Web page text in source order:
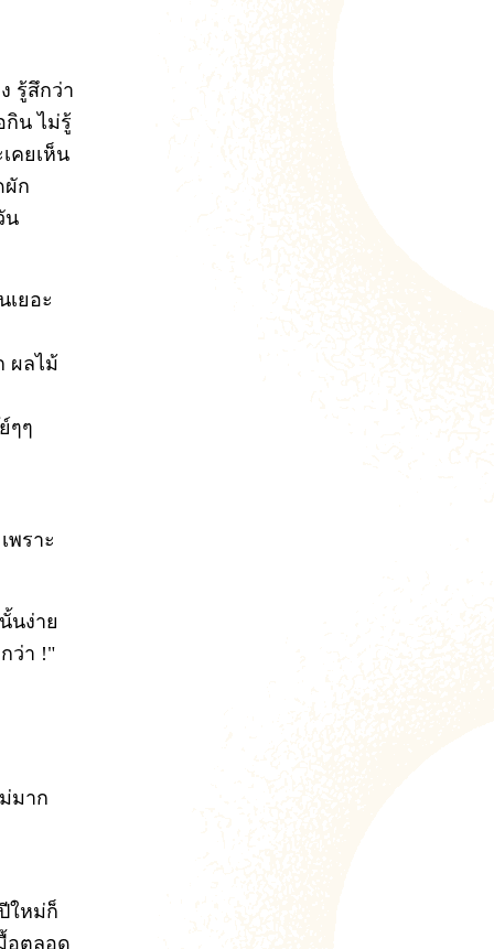
รู้สึกว่า
กิน ไม่รู้
คยเห็น
ผัก
น
เยอะ
ผลไม้
ๆๆ
พราะ
นง่าย
ว่า !"
มาก
ใหม่ก็
อตลอด